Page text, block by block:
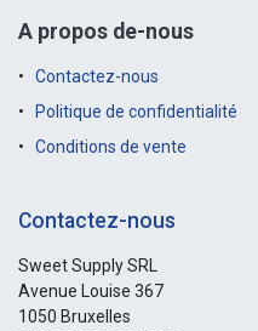
A propos de-nous
Contactez-nous
Politique de confidentialité
Conditions de vente
Contactez-nous
Sweet Supply SRL
Avenue Louise 367
1050 Bruxelles